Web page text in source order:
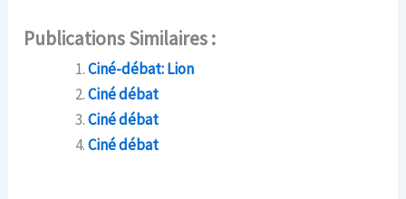
Publications Similaires :
Ciné-débat: Lion
Ciné débat
Ciné débat
Ciné débat